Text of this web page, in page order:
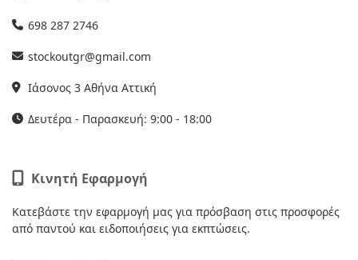
698 287 2746
stockoutgr@gmail.com
Ιάσονος 3 Αθήνα Αττική
Δευτέρα - Παρασκευή: 9:00 - 18:00
Κινητή Εφαρμογή
Κατεβάστε την εφαρμογή μας για πρόσβαση στις προσφορές
από παντού και ειδοποιήσεις για εκπτώσεις.